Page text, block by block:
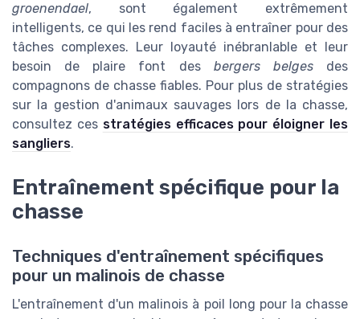
groenendael, sont également extrêmement
intelligents, ce qui les rend faciles à entraîner pour des
tâches complexes. Leur loyauté inébranlable et leur
besoin de plaire font des bergers belgesdes
compagnons de chasse fiables. Pour plus de stratégies
sur la gestion d'animaux sauvages lors de la chasse,
consultez ces stratégies efficaces pour éloigner les
sangliers.
Entraînement spécifique pour la
chasse
Techniques d'entraînement spécifiques
pour un malinois de chasse
L'entraînement d'un malinois à poil long pour la chasse